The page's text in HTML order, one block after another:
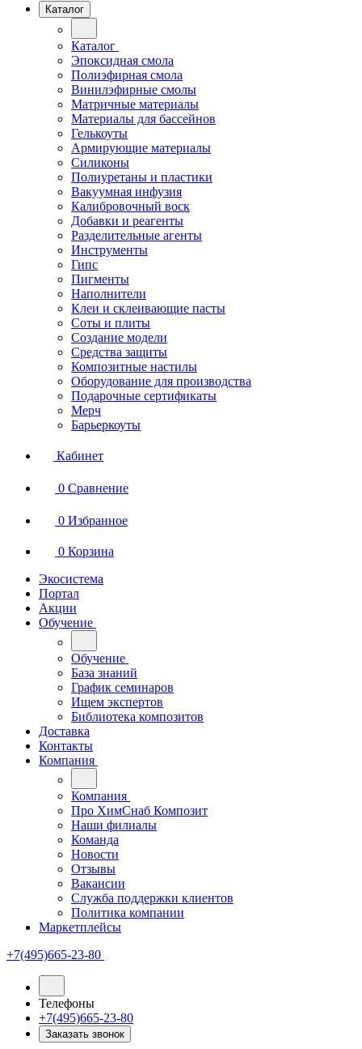
Каталог
Каталог
Эпоксидная смола
Полиэфирная смола
Винилэфирные смолы
Матричные материалы
Материалы для бассейнов
Гелькоуты
Армирующие материалы
Силиконы
Полиуретаны и пластики
Вакуумная инфузия
Калибровочный воск
Добавки и реагенты
Разделительные агенты
Инструменты
Гипс
Пигменты
Наполнители
Клеи и склеивающие пасты
Соты и плиты
Создание модели
Средства защиты
Композитные настилы
Оборудование для производства
Подарочные сертификаты
Мерч
Барьеркоуты
Кабинет
0 Сравнение
0 Избранное
0 Корзина
Экосистема
Портал
Акции
Обучение
Обучение
База знаний
График семинаров
Ищем экспертов
Библиотека композитов
Доставка
Контакты
Компания
Компания
Про ХимСнаб Композит
Наши филиалы
Команда
Новости
Отзывы
Вакансии
Служба поддержки клиентов
Политика компании
Маркетплейсы
+7(495)665-23-80
Телефоны
+7(495)665-23-80
Заказать звонок